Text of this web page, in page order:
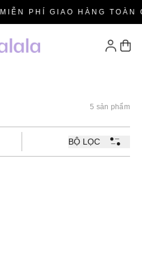
MIỄN PHÍ GIAO HÀNG
5 sản phẩm
BỘ LỌC